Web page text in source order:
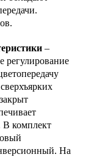
–
регулирование
В комплект
На